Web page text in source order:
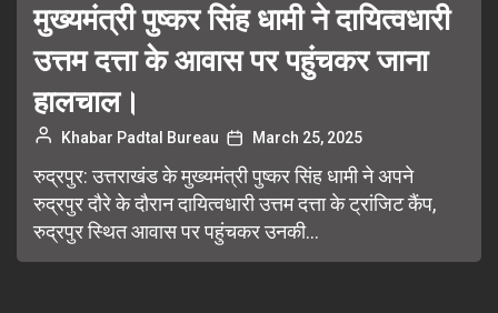
मुख्यमंत्री पुष्कर सिंह धामी ने दायित्वधारी
उत्तम दत्ता के आवास पर पहुंचकर जाना
हालचाल।
Khabar Padtal Bureau March 25, 2025
रुद्रपुर: उत्तराखंड के मुख्यमंत्री पुष्कर सिंह धामी ने अपने
रुद्रपुर दौरे के दौरान दायित्वधारी उत्तम दत्ता के ट्रांजिट कैंप,
रुद्रपुर स्थित आवास पर पहुंचकर उनकी...